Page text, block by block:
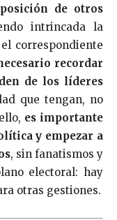
de otros
intrincada la
correspondiente
recordar
de los líderes
que tengan, no
es importante
y empezar a
, sin fanatismos y
electoral: hay
otras gestiones.